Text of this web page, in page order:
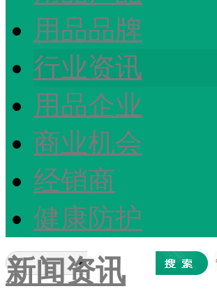
用品品牌
行业资讯
用品企业
商业机会
经销商
健康防护
新闻资讯